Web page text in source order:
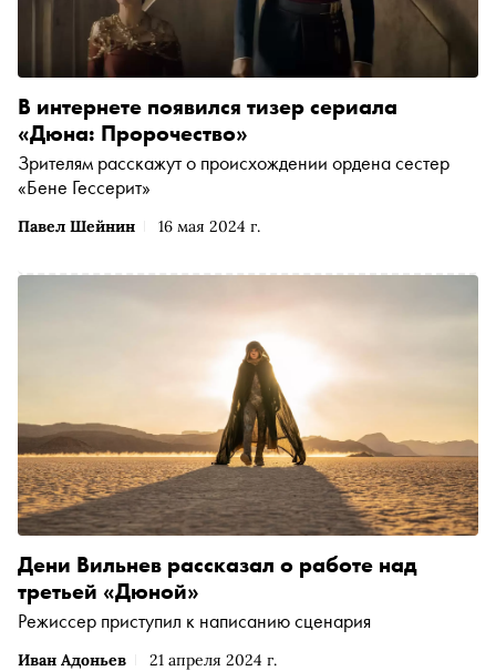
Павел Шейнин 16 мая 2024 г.
В интернете появился тизер сериала
«Дюна: Пророчество»
Зрителям расскажут о происхождении ордена сестер
«Бене Гессерит»
Иван Адоньев 21 апреля 2024 г.
Дени Вильнев рассказал о работе над
третьей «Дюной»
Режиссер приступил к написанию сценария